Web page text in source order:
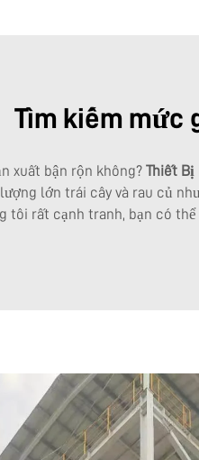
Tìm kiếm mức
xuất bận rộn không? Thiết Bị
lớn trái cây và rau củ
tôi rất cạnh tranh, bạn có